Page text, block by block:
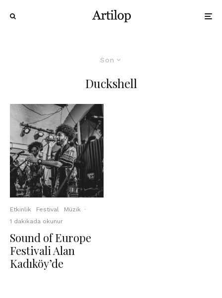
Son
Duckshell
Etkinlik Festival Müzik
·
1 dakikada okunur
Sound of Europe
Festivali Alan
Kadıköy’de